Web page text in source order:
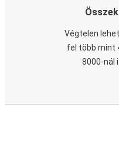
Végtelen
fel több mint
8000-nál